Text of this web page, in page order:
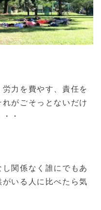
力を費やす、責任を
がごそっとないだけ
・
関係なく誰にでもあ
いる人に比べたら気